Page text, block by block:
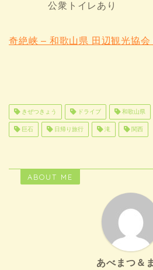
公衆トイレあり
奇絶峡 – 和歌山県 田辺観光協
きぜつきょう ドライブ 和歌山県
巨石 日帰り旅行 滝 関西
ABOUT ME
あべまつ＆